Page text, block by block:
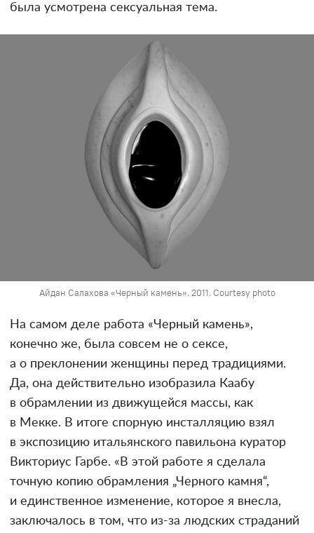
была усмотрена сексуальная тема.
Айдан Салахова «Черный камень». 2011. Courtesy photo
На самом деле работа «Черный камень»,
конечно же, была совсем не о сексе,
а о преклонении женщины перед традициями.
Да, она действительно изобразила Каабу
в обрамлении из движущейся массы, как
в Мекке. В итоге спорную инсталляцию взял
в экспозицию итальянского павильона куратор
Викториус Гарбе. «В этой работе я сделала
точную копию обрамления „Черного камня“,
и единственное изменение, которое я внесла,
заключалось в том, что из-за людских страданий